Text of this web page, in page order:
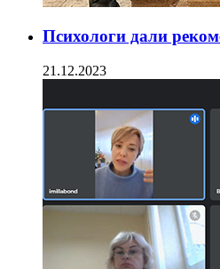
Психологи дали
21.12.2023